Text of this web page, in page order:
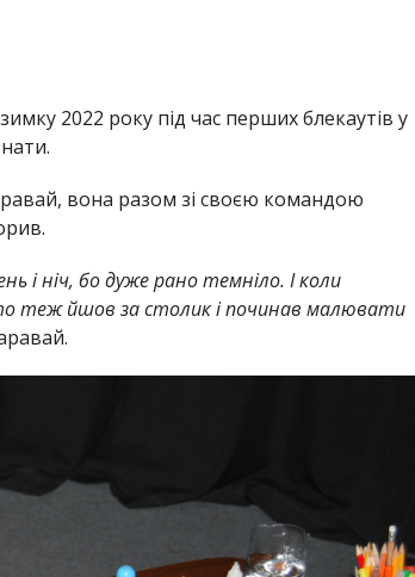
2022 року під час перших блекаутів у
вона разом зі своєю командою
і ніч, бо дуже рано темніло. І коли
теж йшов за столик і починав малювати